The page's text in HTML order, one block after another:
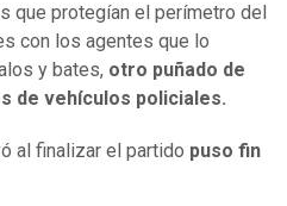
que protegían el perímetro del
con los agentes que lo
y bates, otro puñado de
de vehículos policiales.
al finalizar el partido puso fin